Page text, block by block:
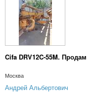
Cifa DRV12C-55M. Продам
Москва
Андрей Альбертович